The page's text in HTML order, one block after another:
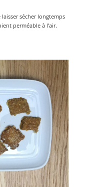
sécher longtemps
perméable à l’air.